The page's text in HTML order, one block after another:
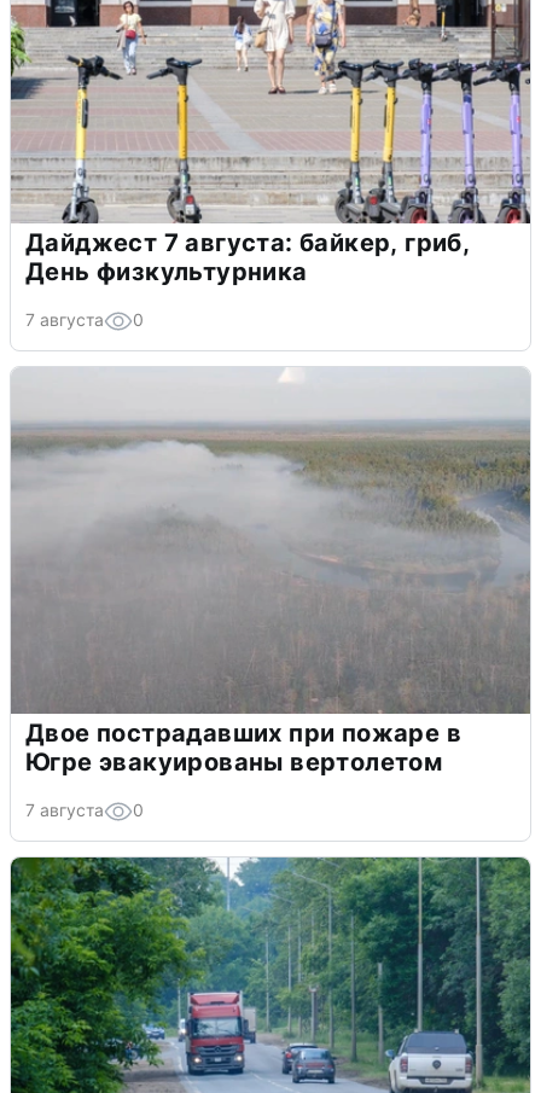
Дайджест 7 августа: байкер, гриб,
День физкультурника
7 августа 0
Двое пострадавших при пожаре в
Югре эвакуированы вертолетом
7 августа 0